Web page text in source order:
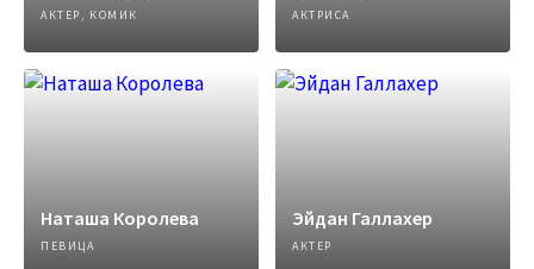
АКТЕР, КОМИК АКТРИСА
Наташа Королева
ПЕВИЦА
Эйдан Галлахер
АКТЕР